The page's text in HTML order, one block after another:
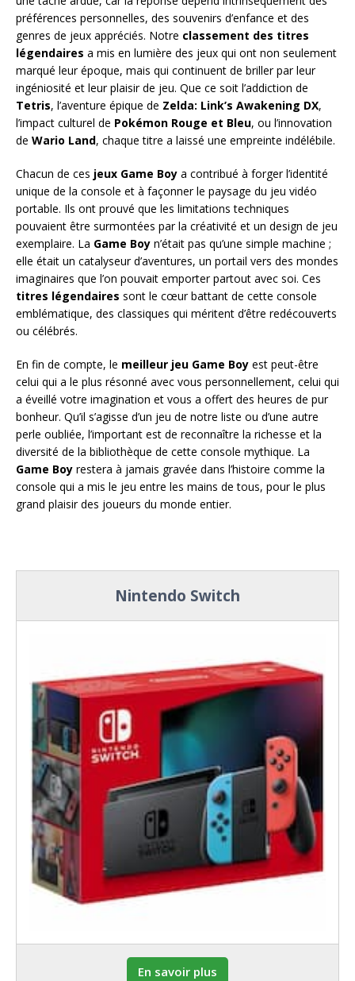
préférences personnelles, des souvenirs d’enfance et des
genres de jeux appréciés. Notre classement des titres
légendaires a mis en lumière des jeux qui ont non seulement
marqué leur époque, mais qui continuent de briller par leur
ingéniosité et leur plaisir de jeu. Que ce soit l’addiction de
Tetris, l’aventure épique de Zelda: Link’s Awakening DX,
l’impact culturel de Pokémon Rouge et Bleu, ou l’innovation
de Wario Land, chaque titre a laissé une empreinte indélébile.
Chacun de ces jeux Game Boy a contribué à forger l’identité
unique de la console et à façonner le paysage du jeu vidéo
portable. Ils ont prouvé que les limitations techniques
pouvaient être surmontées par la créativité et un design de jeu
exemplaire. La Game Boy n’était pas qu’une simple machine ;
elle était un catalyseur d’aventures, un portail vers des mondes
imaginaires que l’on pouvait emporter partout avec soi. Ces
titres légendaires sont le cœur battant de cette console
emblématique, des classiques qui méritent d’être redécouverts
ou célébrés.
En fin de compte, le meilleur jeu Game Boy est peut-être
celui qui a le plus résonné avec vous personnellement, celui qui
a éveillé votre imagination et vous a offert des heures de pur
bonheur. Qu’il s’agisse d’un jeu de notre liste ou d’une autre
perle oubliée, l’important est de reconnaître la richesse et la
diversité de la bibliothèque de cette console mythique. La
Game Boy restera à jamais gravée dans l’histoire comme la
console qui a mis le jeu entre les mains de tous, pour le plus
grand plaisir des joueurs du monde entier.
Nintendo Switch
En savoir plus